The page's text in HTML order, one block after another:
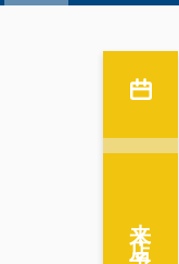
来店予約